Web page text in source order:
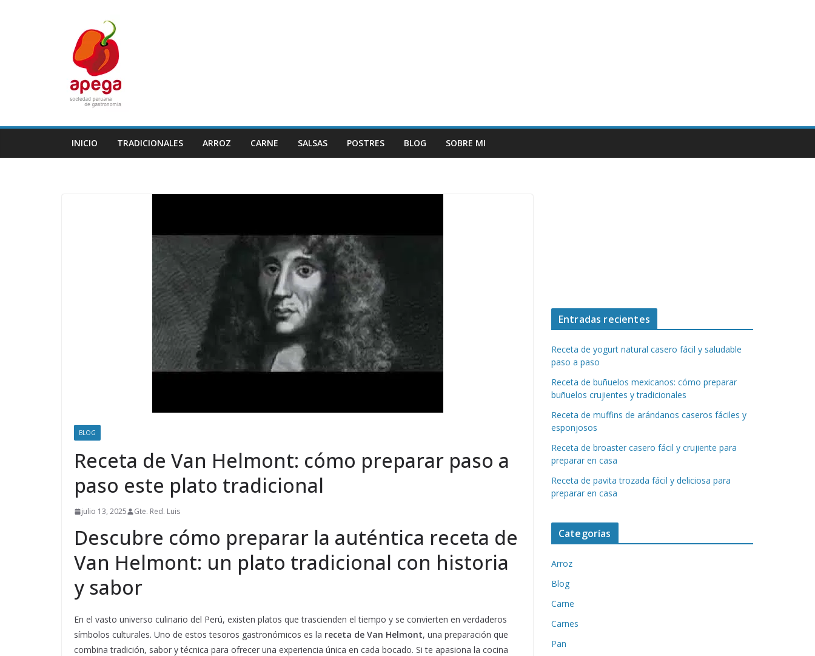
INICIO TRADICIONALES ARROZ CARNE SALSAS POSTRES BLOG SOBRE MI
BLOG
Receta de Van Helmont: cómo preparar paso a
paso este plato tradicional
julio 13, 2025 Gte. Red. Luis
Descubre cómo preparar la auténtica receta de
Van Helmont: un plato tradicional con historia
y sabor
En el vasto universo culinario del Perú, existen platos que trascienden el tiempo y se convierten en verdaderos
símbolos culturales. Uno de estos tesoros gastronómicos es la receta de Van Helmont, una preparación que
combina tradición, sabor y técnica para ofrecer una experiencia única en cada bocado. Si te apasiona la cocina
Entradas recientes
Receta de yogurt natural casero fácil y saludable
paso a paso
Receta de buñuelos mexicanos: cómo preparar
buñuelos crujientes y tradicionales
Receta de muffins de arándanos caseros fáciles y
esponjosos
Receta de broaster casero fácil y crujiente para
preparar en casa
Receta de pavita trozada fácil y deliciosa para
preparar en casa
Categorías
Arroz
Blog
Carne
Carnes
Pan